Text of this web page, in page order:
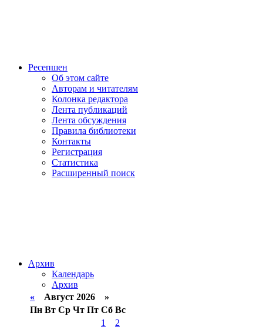
Ресепшен
Об этом сайте
Авторам и читателям
Колонка редактора
Лента публикаций
Лента обсуждения
Правила библиотеки
Контакты
Регистрация
Статистика
Расширенный поиск
Архив
Календарь
Архив
« Август 2026 »
Пн Вт Ср Чт Пт Сб Вс
1
2